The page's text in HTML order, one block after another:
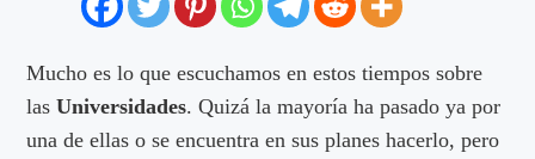
Mucho es lo que escuchamos en estos tiempos sobre
lasUniversidades. Quizá la mayoría ha pasado ya por
una de ellas o se encuentra en sus planes hacerlo, pero